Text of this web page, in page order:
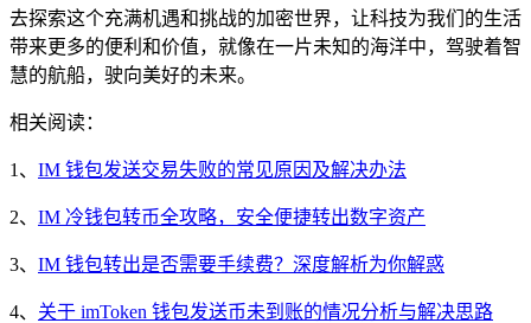
去探索这个充满机遇和挑战的加密世界，让科技为我们的生活
带来更多的便利和价值，就像在一片未知的海洋中，驾驶着智
慧的航船，驶向美好的未来。
相关阅读：
1、 IM 钱包发送交易失败的常见原因及解决办法
2、 IM 冷钱包转币全攻略，安全便捷转出数字资产
3、 IM 钱包转出是否需要手续费？深度解析为你解惑
4、 关于 imToken 钱包发送币未到账的情况分析与解决思路